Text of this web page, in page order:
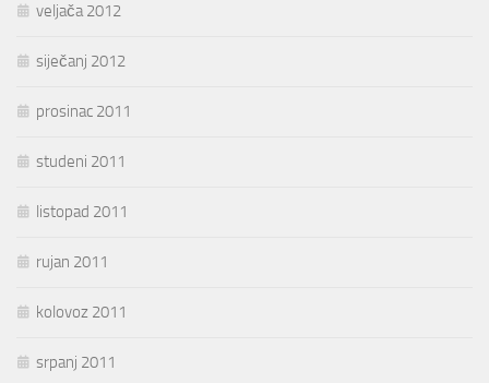
veljača 2012
siječanj 2012
prosinac 2011
studeni 2011
listopad 2011
rujan 2011
kolovoz 2011
srpanj 2011